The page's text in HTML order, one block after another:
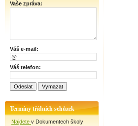
Vaše zpráva:
Váš e-mail:
Váš telefon:
Termíny třídních schůzek
Najdete v Dokumentech školy